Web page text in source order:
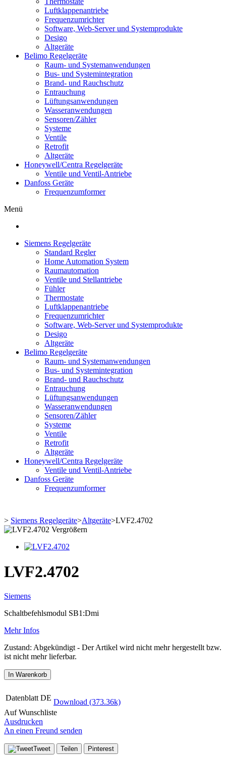
Luftklappenantriebe
Frequenzumrichter
Software, Web-Server und Systemprodukte
Desigo
Altgeräte
Belimo Regelgeräte
Raum- und Systemanwendungen
Bus- und Systemintegration
Brand- und Rauchschutz
Entrauchung
Lüftungsanwendungen
Wasseranwendungen
Sensoren/Zähler
Systeme
Ventile
Retrofit
Altgeräte
Honeywell/Centra Regelgeräte
Ventile und Ventil-Antriebe
Danfoss Geräte
Frequenzumformer
Menü
Siemens Regelgeräte
Standard Regler
Home Automation System
Raumautomation
Ventile und Stellantriebe
Fühler
Thermostate
Luftklappenantriebe
Frequenzumrichter
Software, Web-Server und Systemprodukte
Desigo
Altgeräte
Belimo Regelgeräte
Raum- und Systemanwendungen
Bus- und Systemintegration
Brand- und Rauchschutz
Entrauchung
Lüftungsanwendungen
Wasseranwendungen
Sensoren/Zähler
Systeme
Ventile
Retrofit
Altgeräte
Honeywell/Centra Regelgeräte
Ventile und Ventil-Antriebe
Danfoss Geräte
Frequenzumformer
> Siemens Regelgeräte>Altgeräte>LVF2.4702
Vergrößern
LVF2.4702
Siemens
Schaltbefehlsmodul SB1:Dmi
Mehr Infos
Zustand: Abgekündigt - Der Artikel wird nicht mehr hergestellt bzw.
ist nicht mehr lieferbar.
In Warenkorb
Datenblatt DE Download (373.36k)
Auf Wunschliste
Ausdrucken
An einen Freund senden
Tweet Teilen Pinterest